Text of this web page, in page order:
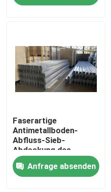
Fabrik-Ausflug
Qualitätskontrolle
Treten Sie mit uns in
Fordern Sie ein Zitat
Aluminiumabdeckplatte
Faserartige
Antimetallboden-
Abfluss-Sieb-
Abdeckung des
geruch-ISO9001 für
Abwasser
Anfrage absenden